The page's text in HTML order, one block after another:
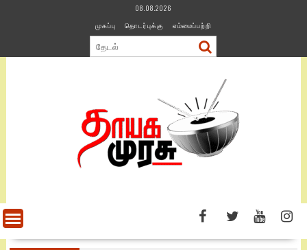
08.08.2026
முகப்பு
தொடர்புக்கு எம்மைப்பற்றி